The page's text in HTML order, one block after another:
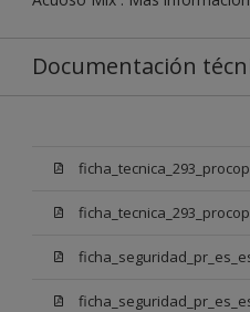
Documentación